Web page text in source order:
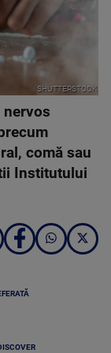
SHUTTERSTOCK
nervos
comă sau
Institutului